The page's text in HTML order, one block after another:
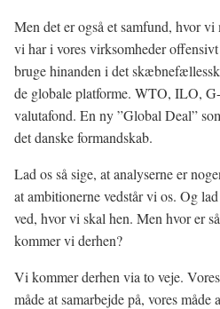
Men det er også et samfund, hvor vi
vi har i vores virksomheder
bruge hinanden i det
de globale platforme. WTO, ILO,
valutafond. En ny ”Global Deal”
det danske formandskab.
Lad os så sige, at analyserne er
at ambitionerne vedstår vi os. Og
ved, hvor vi skal hen. Men hvor er
kommer vi derhen?
Vi kommer derhen via to veje.
måde at samarbejde på, vores